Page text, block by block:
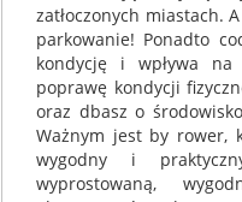
zatłoczonych miastach.
parkowanie! Ponadto
kondycję i wpływa na
poprawę kondycji
oraz dbasz o
Ważnym jest by rower,
wygodny i
wyprostowaną,